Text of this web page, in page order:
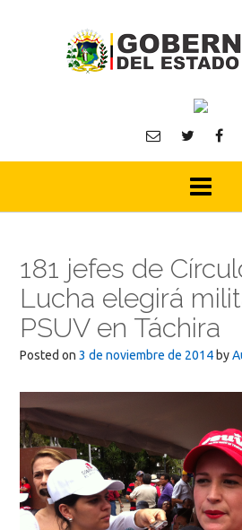
181 jefes de
Lucha elegirá
PSUV en Táchira
Posted on 3 de noviembre de 2014 by